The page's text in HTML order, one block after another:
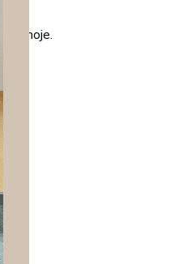
scenoje.